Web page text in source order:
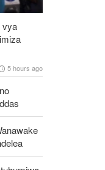
vya
5 hours ago